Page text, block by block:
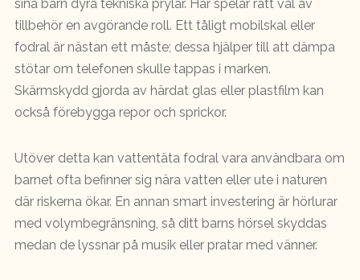
sina barn dyra tekniska prylar. Här spelar rätt val av
tillbehör en avgörande roll. Ett tåligt mobilskal eller
fodral är nästan ett måste; dessa hjälper till att dämpa
stötar om telefonen skulle tappas i marken.
Skärmskydd gjorda av härdat glas eller plastfilm kan
också förebygga repor och sprickor.
Utöver detta kan vattentäta fodral vara användbara om
barnet ofta befinner sig nära vatten eller ute i naturen
där riskerna ökar. En annan smart investering är hörlurar
med volymbegränsning, så ditt barns hörsel skyddas
medan de lyssnar på musik eller pratar med vänner.